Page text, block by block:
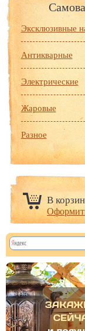
Эксклюзивные
Антикварные
Электрические
Жаровые
Разное
В